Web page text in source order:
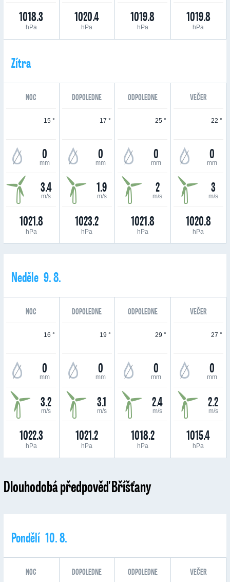
1018.3
hPa
1020.4
hPa
1019.8
hPa
1019.8
hPa
Zítra
NOC DOPOLEDNE ODPOLEDNE VEČER
15 °
0
mm
3.4
m/s
1021.8
hPa
17 °
0
mm
1.9
m/s
1023.2
hPa
25 °
0
mm
2
m/s
1021.8
hPa
22 °
0
mm
3
m/s
1020.8
hPa
Neděle 9. 8.
NOC DOPOLEDNE ODPOLEDNE VEČER
16 °
0
mm
3.2
m/s
1022.3
hPa
19 °
0
mm
3.1
m/s
1021.2
hPa
29 °
0
mm
2.4
m/s
1018.2
hPa
27 °
0
mm
2.2
m/s
1015.4
hPa
Dlouhodobá předpověď Bříšťany
Pondělí 10. 8.
NOC DOPOLEDNE ODPOLEDNE VEČER